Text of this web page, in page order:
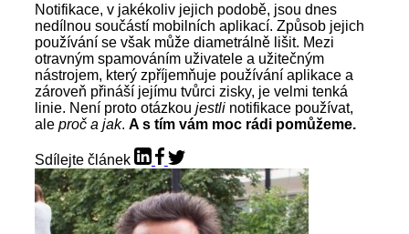
Notifikace, v jakékoliv jejich podobě, jsou dnes
nedílnou součástí mobilních aplikací. Způsob jejich
používání se však může diametrálně lišit. Mezi
otravným spamováním uživatele a užitečným
nástrojem, který zpříjemňuje používání aplikace a
zároveň přináší jejímu tvůrci zisky, je velmi tenká
linie. Není proto otázkou jestli notifikace používat,
ale proč a jak. A s tím vám moc rádi pomůžeme.
Sdílejte článek